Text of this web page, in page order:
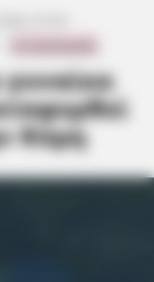
γυναίκα
Κύμη